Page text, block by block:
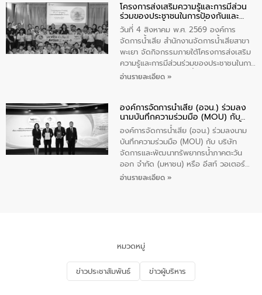
“ชุมชนร่วมใจ น้ำใสยั่งยืน” ได้บรรยายให้
ความรู้เกี่ยวกับการจัดการน้ำเสียและการใช้
ถังดักไขมันให้แก่นักเรียนโรงเรียนวัดบ่อ
(นันทวิทยา) เทศบาลนครปากเกร็ด อำเภอ
ปากเกร็ด จังหวัดนนทบุรี จำนวน 30 คน
โครงการส่งเสริมความรู้และการมีส่วน
ร่วมของประชาชนในการป้องกันและ
แก้ไขปัญหาน้ำเสียอย่างยั่งยืน
วันที่ 4 สิงหาคม พ.ศ. 2569 องค์การ
จัดการน้ำเสีย สำนักงานจัดการน้ำเสียสาขา
พะเยา จัดกิจกรรมภายใต้โครงการส่งเสริม
ความรู้และการมีส่วนร่วมของประชาชนในการ
ป้องกันและแก้ไขปัญหาน้ำเสียอย่างยั่งยืน
ชุมชนและการบำบัดน้ำเสียเบื้องต้น ให้กับ
นักเรียนชั้นประถมศึกษาปีที่ 5 โรงเรียน
เทศบาล 1 (พะเยาประชานุกูล) จำนวน 30
คน
อ่านรายละเอียด »
องค์การจัดการน้ำเสีย (อจน.) ร่วมลง
นามบันทึกความร่วมมือ (MOU) กับ
บริษัท จัดการและพัฒนาทรัพยากรน้ำ
ภาคตะวันออก จำกัด (มหาชน) หรือ อีส
ท์ วอเตอร์
องค์การจัดการน้ำเสีย (อจน.) ร่วมลงนาม
บันทึกความร่วมมือ (MOU) กับ บริษัท
จัดการและพัฒนาทรัพยากรน้ำภาคตะวัน
ออก จำกัด (มหาชน) หรือ อีสท์ วอเตอร์
เมื่อวันอังคารที่ 4 สิงหาคม 2569 ณ ห้อง
ด้านน้ำของประเทศ และเตรียมความพร้อม
รองรับการเติบโตของเมือง รวมถึงการ
ลงทุนในอุตสาหกรรมแห่งอนาคต ตลอดจน
มุ่งตอบโจทย์ความท้าทายจากวิกฤตการ
อ่านรายละเอียด »
หมวดหมู่
ข่าวประชาสัมพันธ์ ข่าวผู้บริหาร